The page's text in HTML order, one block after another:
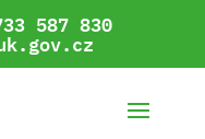
587 830